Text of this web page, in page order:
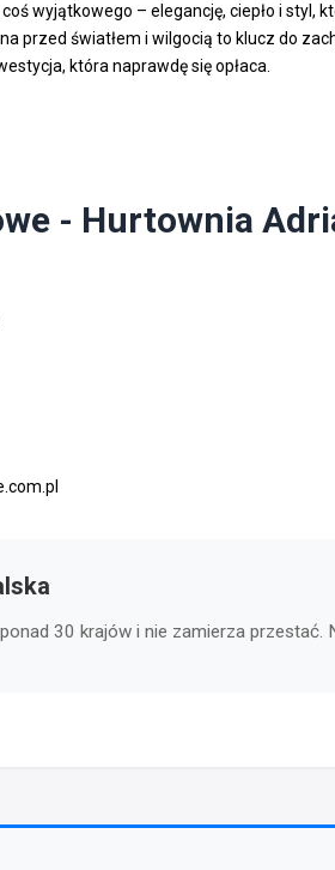
wyjątkowego – elegancję, ciepło i styl,
przed światłem i wilgocią to klucz do
która naprawdę się opłaca.
- Hurtownia
ponad 30 krajów i nie zamierza